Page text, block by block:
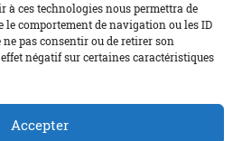
à ces technologies nous permettra de
le comportement de navigation ou les ID
pas consentir ou de retirer son
négatif sur certaines caractéristiques
Accepter